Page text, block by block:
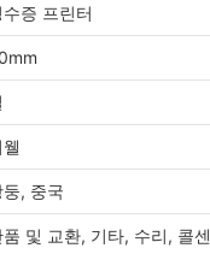
수증 프린터
둥, 중국
품 및 교환, 기타, 수리, 콜